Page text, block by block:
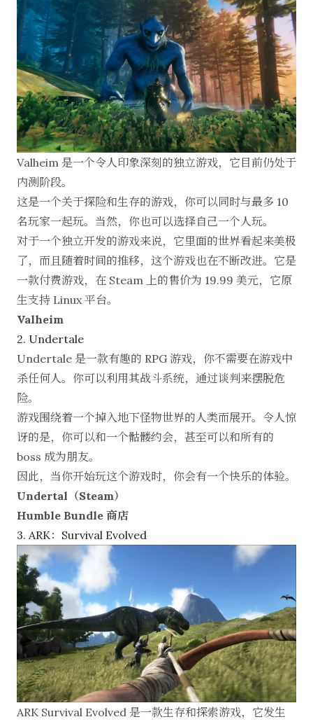
Valheim 是一个令人印象深刻的独立游戏，它目前仍处于
内测阶段。
这是一个关于探险和生存的游戏，你可以同时与最多 10
名玩家一起玩。当然，你也可以选择自己一个人玩。
对于一个独立开发的游戏来说，它里面的世界看起来美极
了，而且随着时间的推移，这个游戏也在不断改进。它是
一款付费游戏，在 Steam 上的售价为 19.99 美元，它原
生支持 Linux 平台。
Valheim
2. Undertale
Undertale 是一款有趣的 RPG 游戏，你不需要在游戏中
杀任何人。你可以利用其战斗系统，通过谈判来摆脱危
险。
游戏围绕着一个掉入地下怪物世界的人类而展开。令人惊
讶的是，你可以和一个骷髅约会，甚至可以和所有的
boss 成为朋友。
因此，当你开始玩这个游戏时，你会有一个快乐的体验。
Undertal（Steam）
Humble Bundle 商店
3. ARK：Survival Evolved
ARK Survival Evolved 是一款生存和探索游戏，它发生